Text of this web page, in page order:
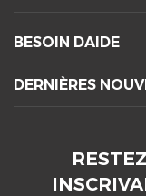
BESOIN DAIDE
DERNIÈRES